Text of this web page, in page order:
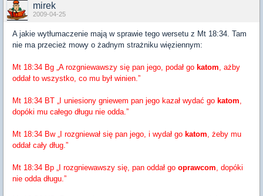
mirek
2009-04-25
A jakie wytłumaczenie mają w sprawie tego wersetu z Mt 18:34. Tam
nie ma przecież mowy o żadnym strażniku więziennym:
Mt 18:34 Bg „A rozgniewawszy się pan jego, podał go katom, ażby
oddał to wszystko, co mu był winien.”
Mt 18:34 BT „I uniesiony gniewem pan jego kazał wydać go katom,
dopóki mu całego długu nie odda.”
Mt 18:34 Bw „I rozgniewał się pan jego, i wydał go katom, żeby mu
oddał cały dług.”
Mt 18:34 Bp „I rozgniewawszy się, pan oddał go oprawcom, dopóki
nie odda długu.”